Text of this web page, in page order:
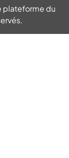
plateforme du